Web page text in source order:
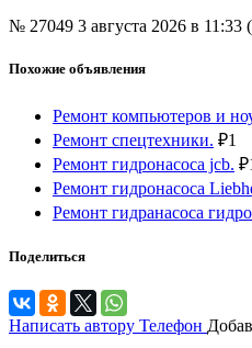
№ 27049 3 августа 2026 в 11:33
Похожие объявления
Ремонт компьютеров и
Ремонт спецтехники. ₽1
Ремонт гидронасоса jcb. ₽
Ремонт гидронасоса
Ремонт гидранасоса
Поделиться
Написать автору Телефон